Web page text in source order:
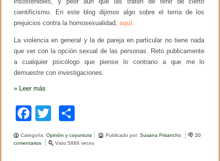
cientificismo. En este blog dijimos algo sobre el tema de los
prejuicios contra la homosexualidad,aquí
La violencia en general y la de pareja en particular no tiene nada
que ver con la opción sexual de las personas. Reto publicamente
a cualquier psicólogo que piense lo contrario a que me lo
demuestre con investigaciones.
» Leer más
F
a
c
wi
tt
m
Categoría:Opinión y coyuntura Publicado por:Susana Frisancho
20
comentarios
Visto:5888 veces